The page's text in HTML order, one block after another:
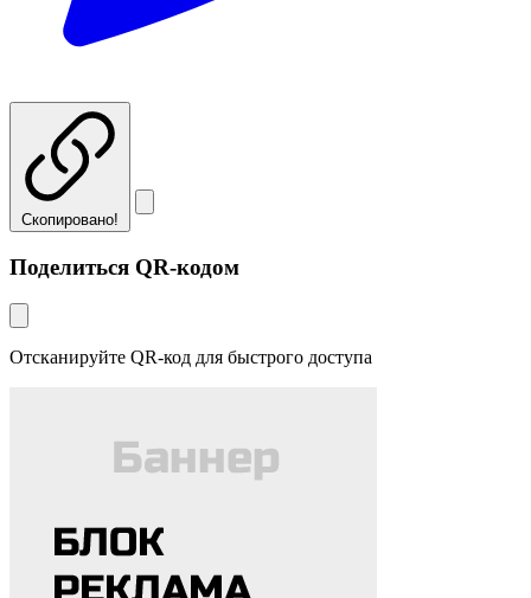
Скопировано!
Поделиться QR-кодом
Отсканируйте QR-код для быстрого доступа